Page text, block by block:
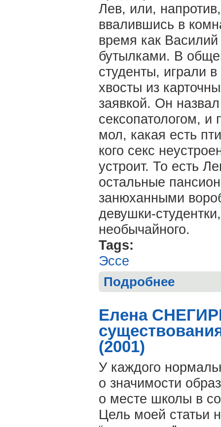
Лев, или,
ввалившись в
время как
бутылками. В
студенты, играли
хвосты из
заявкой. Он
сексопатологом,
мол, какая есть
кого секс
устроит. То есть
остальные
занюханными
девушки-
необычайного.
Tags:
Эссе
Подробнее
Елена
(2001)
У каждого
о значимости
о месте школы в
Цель моей статьи